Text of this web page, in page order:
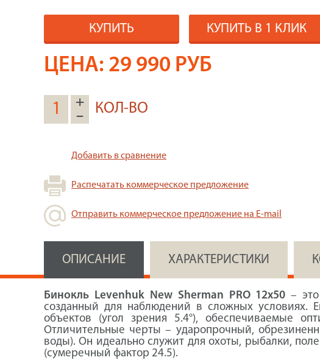
КУПИТЬ КУПИТЬ В 1 КЛИК
ЦЕНА: 29 990 РУБ
+
–
КОЛ-ВО
Добавить в сравнение
Распечатать коммерческое предложение
Отправить коммерческое предложение на E-mail
ОПИСАНИЕ ХАРАКТЕРИСТИКИ
Бинокль Levenhuk New Sherman PRO 12x50 –
созданный для наблюдений в сложных условиях.
объектов (угол зрения 5.4°), обеспечиваемые
Отличительные черты – ударопрочный,
воды). Он идеально служит для охоты, рыбалки,
(сумеречный фактор 24.5).